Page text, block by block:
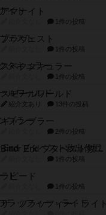
アマナイト
1件の投稿
ブラヴェスト
1件の投稿
スペクタキュラー
1件の投稿
スモールワールド
紹介文あり 13件の投稿
ギャンブラー
2件の投稿
Bitter End ブタペスト救出作戦
1件の投稿
ラピード
1件の投稿
ザ・フラッフィー・ライト